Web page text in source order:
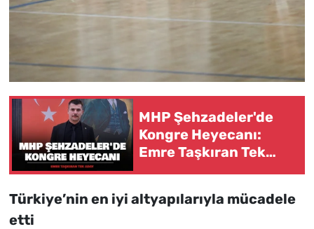
MHP Şehzadeler'de
Kongre Heyecanı:
Emre Taşkıran Tek
Türkiye’nin en iyi altyapılarıyla mücadele
etti